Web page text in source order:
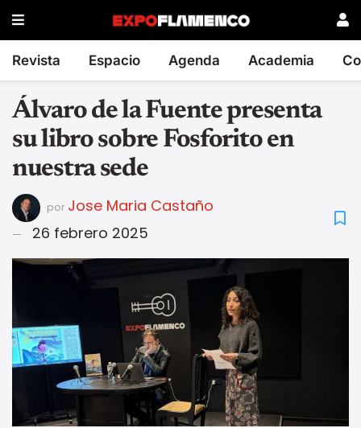
Revista Espacio Agenda Academia
Álvaro de la Fuente presenta
su libro sobre Fosforito en
nuestra sede
por Jose Maria Castaño
26 febrero 2025